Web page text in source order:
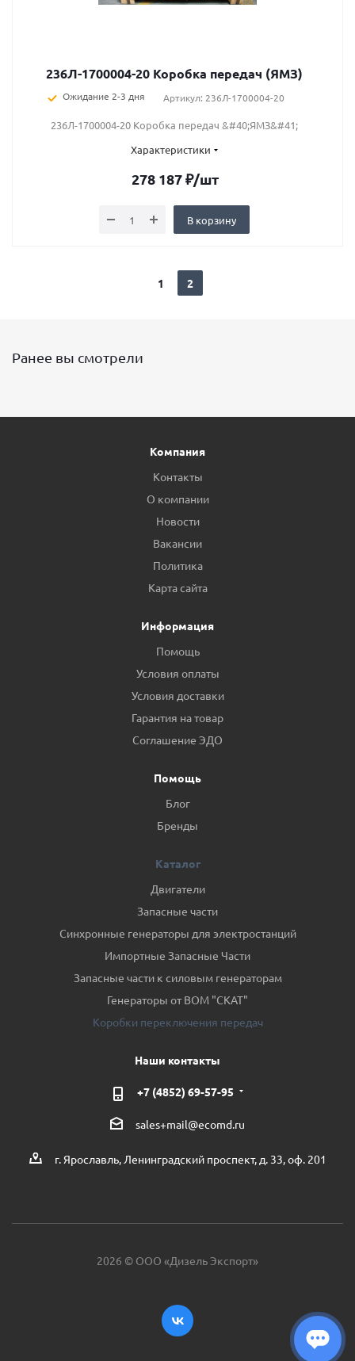
236Л-1700004-20 Коробка передач (ЯМЗ)
Ожидание 2-3 дня Артикул: 236Л-1700004-20
236Л-1700004-20 Коробка передач &#40;ЯМЗ&#41;
Характеристики
278 187₽/шт
В корзину
1 2
Ранее вы смотрели
Компания
Контакты
О компании
Новости
Вакансии
Политика
Карта сайта
Информация
Помощь
Условия оплаты
Условия доставки
Гарантия на товар
Соглашение ЭДО
Помощь
Блог
Бренды
Каталог
Двигатели
Запасные части
Синхронные генераторы для электростанций
Импортные Запасные Части
Запасные части к силовым генераторам
Генераторы от ВОМ "СКАТ"
Коробки переключения передач
Наши контакты
+7 (4852) 69-57-95
sales+mail@ecomd.ru
г. Ярославль, Ленинградский проспект, д. 33, оф. 201
2026 © ООО «Дизель Экспорт»